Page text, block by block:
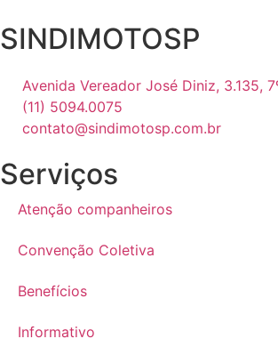
SINDIMOTOSP
Avenida Vereador José Diniz, 3.135,
(11) 5094.0075
contato@sindimotosp.com.br
Serviços
Atenção companheiros
Convenção Coletiva
Benefícios
Informativo